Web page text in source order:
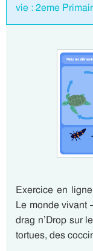
vie : 2eme
Exercice en
Le monde vivant
drag n’Drop sur
tortues, des